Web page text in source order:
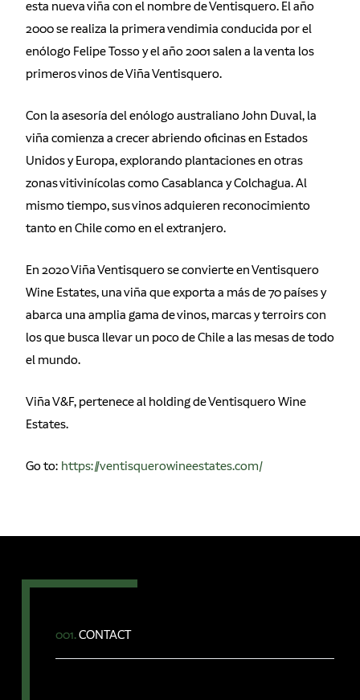
esta nueva viña con el nombre de Ventisquero. El año
2000 se realiza la primera vendimia conducida por el
enólogo Felipe Tosso y el año 2001 salen a la venta los
primeros vinos de Viña Ventisquero.
Con la asesoría del enólogo australiano John Duval, la
viña comienza a crecer abriendo oficinas en Estados
Unidos y Europa, explorando plantaciones en otras
zonas vitivinícolas como Casablanca y Colchagua. Al
mismo tiempo, sus vinos adquieren reconocimiento
tanto en Chile como en el extranjero.
En 2020 Viña Ventisquero se convierte en Ventisquero
Wine Estates, una viña que exporta a más de 70 países y
abarca una amplia gama de vinos, marcas y terroirs con
los que busca llevar un poco de Chile a las mesas de todo
el mundo.
Viña V&F, pertenece al holding de Ventisquero Wine
Estates.
Go to: https://ventisquerowineestates.com/
001.CONTACT